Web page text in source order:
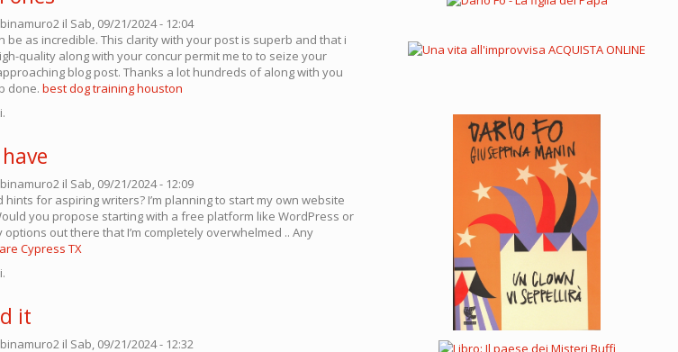
il Sab, 09/21/2024 - 12:04
be as incredible. This clarity with your post is superb and that i
quality along with your concur permit me to to seize your
blog post. Thanks a lot hundreds of along with you
done. best dog training houston
il Sab, 09/21/2024 - 12:09
for aspiring writers? I’m planning to start my own website
you propose starting with a free platform like WordPress or
out there that I’m completely overwhelmed .. Any
Cypress TX
it
il Sab, 09/21/2024 - 12:32